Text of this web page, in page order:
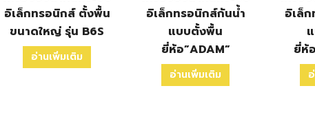
อิเล็กทรอนิกส์ ตั้งพื้น
ขนาดใหญ่ รุ่น B6S
อ่านเพิ่มเติม
อิเล็กทรอนิกส์กันน้ำ
แบบตั้งพื้น
ยี่ห้อ”ADAM”
อ่านเพิ่มเติม
อิเล็
ยี่ห้